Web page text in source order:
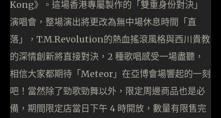
Kong》。這場香港專屬製作的「雙重身份對決」
演唱會，整場演出將更改為無中場休息時間「直
落」，T.M.Revolution的熱血搖滾風格與西川貴教
的深情創新將直接對決，2 種歌唱感受一場盡聽，
相信大家都期待「Meteor」在亞博會場響起的一刻
吧！當然除了勁歌勁舞以外，限定周邊商品也是必
備，期間限定店當日下午 4 時開放，數量有限售完